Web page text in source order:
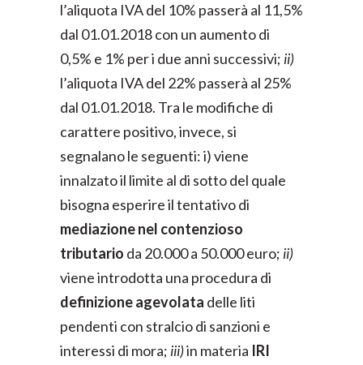
l’aliquota IVA del 10% passerà al 11,5%
dal 01.01.2018 con un aumento di
0,5% e 1% per i due anni successivi; ii)
l’aliquota IVA del 22% passerà al 25%
dal 01.01.2018. Tra le modifiche di
carattere positivo, invece, si
segnalano le seguenti: i) viene
innalzato il limite al di sotto del quale
bisogna esperire il tentativo di
mediazione nel contenzioso
tributario da 20.000 a 50.000 euro; ii)
viene introdotta una procedura di
definizione agevolata delle liti
pendenti con stralcio di sanzioni e
interessi di mora; iii)in materia IRI